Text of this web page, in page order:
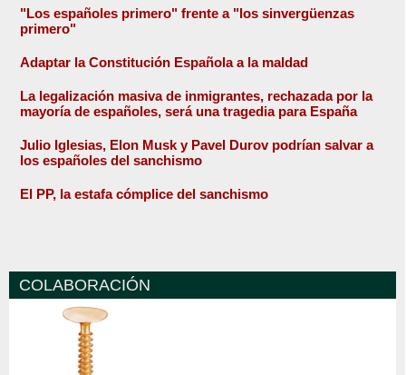
"Los españoles primero" frente a "los sinvergüenzas
primero"
Adaptar la Constitución Española a la maldad
La legalización masiva de inmigrantes, rechazada por la
mayoría de españoles, será una tragedia para España
Julio Iglesias, Elon Musk y Pavel Durov podrían salvar a
los españoles del sanchismo
El PP, la estafa cómplice del sanchismo
COLABORACIÓN